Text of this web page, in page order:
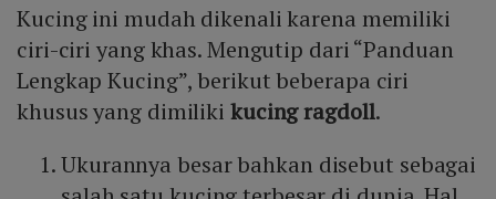
Kucing ini mudah dikenali karena memiliki
ciri-ciri yang khas. Mengutip dari “Panduan
Lengkap Kucing”, berikut beberapa ciri
khusus yang dimiliki kucing ragdoll.
Ukurannya besar bahkan disebut sebagai